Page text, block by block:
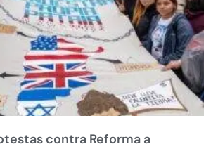
contra Reforma a